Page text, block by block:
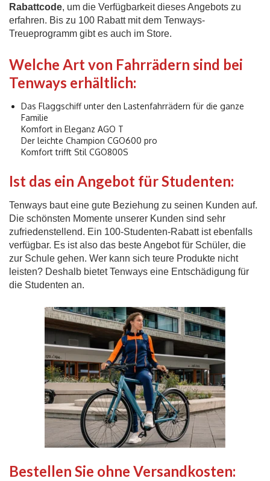
Rabattcode, um die Verfügbarkeit dieses Angebots zu
erfahren. Bis zu 100 Rabatt mit dem Tenways-
Treueprogramm gibt es auch im Store.
Welche Art von Fahrrädern sind bei
Tenways erhältlich:
Das Flaggschiff unter den Lastenfahrrädern für die ganze
Familie
Komfort in Eleganz AGO T
Der leichte Champion CGO600 pro
Komfort trifft Stil CGO800S
Ist das ein Angebot für Studenten:
Tenways baut eine gute Beziehung zu seinen Kunden auf.
Die schönsten Momente unserer Kunden sind sehr
zufriedenstellend. Ein 100-Studenten-Rabatt ist ebenfalls
verfügbar. Es ist also das beste Angebot für Schüler, die
zur Schule gehen. Wer kann sich teure Produkte nicht
leisten? Deshalb bietet Tenways eine Entschädigung für
die Studenten an.
Bestellen Sie ohne Versandkosten: